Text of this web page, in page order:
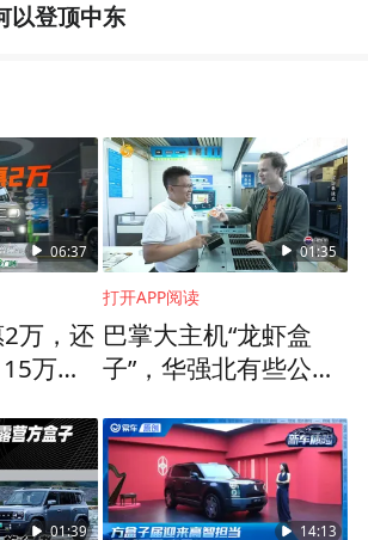
以登顶中东
06:37
2万，还
万预
01:35
打开APP阅读
巴掌大主机“龙虾盒
子”，华强北有些公司
01:39 14:13